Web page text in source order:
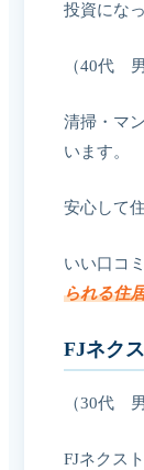
投資にな
（40代
清掃・マ
います。
安心して
いい口コ
られる住
FJネク
（30代
FJネクス